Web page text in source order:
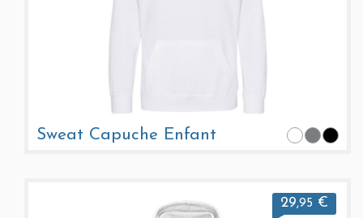
Sweat Capuche Enfant
29,95 €